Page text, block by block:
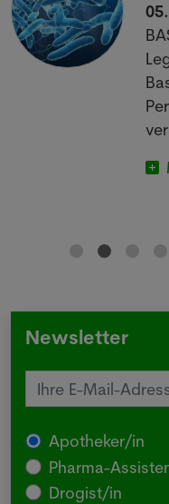
Newsletter
Apotheker/in
Pharma-
Drogist/in